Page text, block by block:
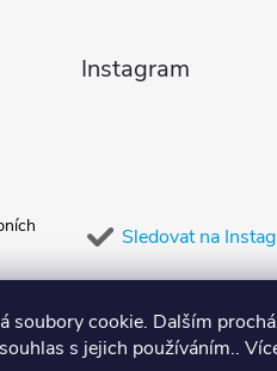
soubory cookie. Dalším
s jejich používáním..
Instagram
Sledovat na